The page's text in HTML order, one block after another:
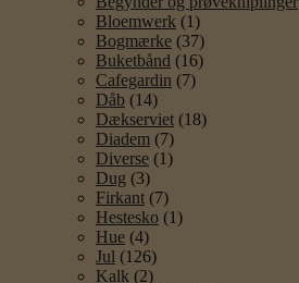
Bloemwerk (1)
Bogmærke (37)
Buketbånd (16)
Cafegardin (7)
Dåb (14)
Dækserviet (18)
Diadem (7)
Diverse (1)
Dug (3)
Firkant (7)
Hestesko (1)
Hue (4)
Jul (126)
Kalk (2)